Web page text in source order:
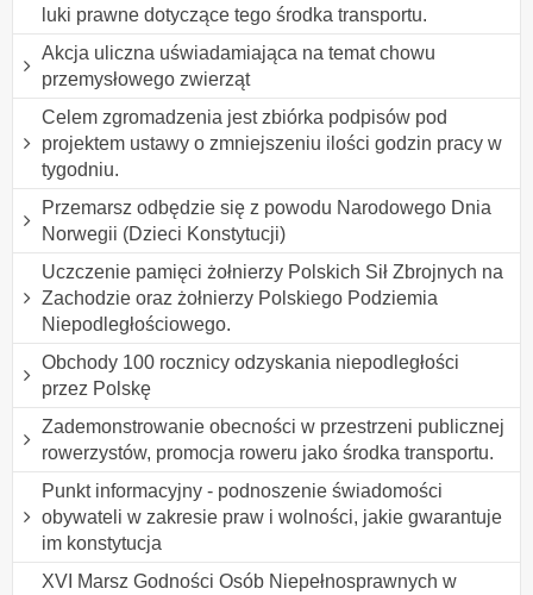
luki prawne dotyczące tego środka transportu.
Akcja uliczna uświadamiająca na temat chowu
przemysłowego zwierząt
Celem zgromadzenia jest zbiórka podpisów pod
projektem ustawy o zmniejszeniu ilości godzin pracy w
tygodniu.
Przemarsz odbędzie się z powodu Narodowego Dnia
Norwegii (Dzieci Konstytucji)
Uczczenie pamięci żołnierzy Polskich Sił Zbrojnych na
Zachodzie oraz żołnierzy Polskiego Podziemia
Niepodległościowego.
Obchody 100 rocznicy odzyskania niepodległości
przez Polskę
Zademonstrowanie obecności w przestrzeni publicznej
rowerzystów, promocja roweru jako środka transportu.
Punkt informacyjny - podnoszenie świadomości
obywateli w zakresie praw i wolności, jakie gwarantuje
im konstytucja
XVI Marsz Godności Osób Niepełnosprawnych w